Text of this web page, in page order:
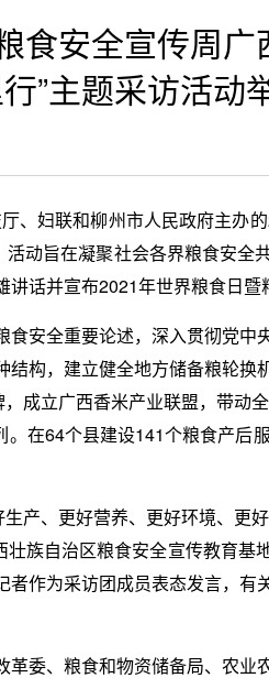
食安全宣传周广
”主题采访活动
、妇联和柳州市人民政府主办
动旨在凝聚社会各界粮食安
话并宣布2021年世界粮食日暨
安全重要论述，深入贯彻党
构，建立健全地方储备粮轮
成立广西香米产业联盟，带动
在64个县建设141个粮食产后
产、更好营养、更好环境、更
族自治区粮食安全宣传教育
作为采访团成员表态发言，
委、粮食和物资储备局、农